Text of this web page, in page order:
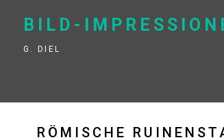
BILD-
G. DIEL
RÖMISCHE